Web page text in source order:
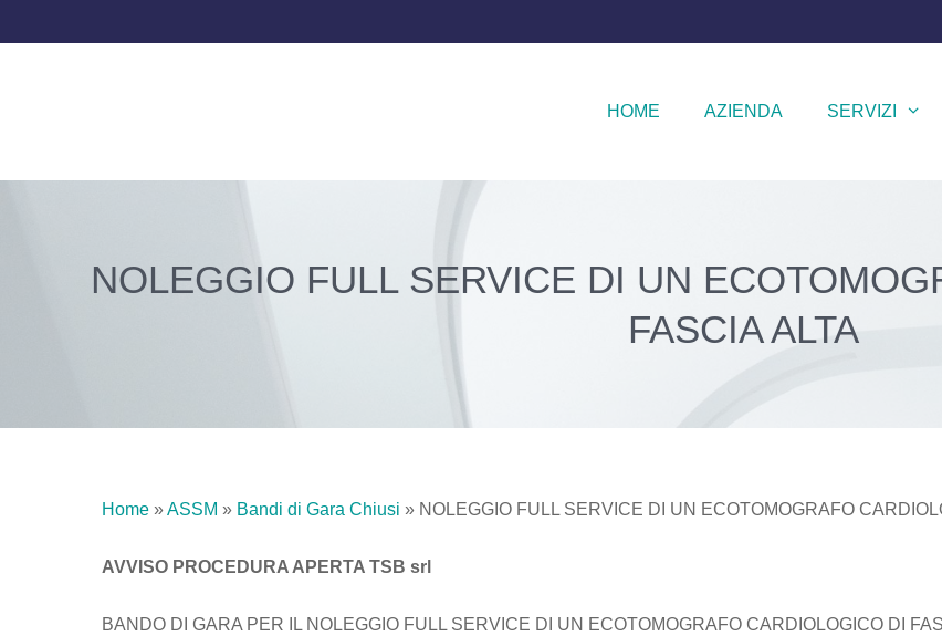
HOME AZIENDA SERVIZI
NOLEGGIO FULL SERVICE DI UN
FASCIA ALTA
Home »ASSM » Bandi di Gara Chiusi » NOLEGGIO FULL SERVICE DI UN ECOTOMOGRAFO
AVVISO PROCEDURA APERTA TSB srl
BANDO DI GARA PER IL NOLEGGIO FULL SERVICE DI UN ECOTOMOGRAFO CARDIOLOGICO DI